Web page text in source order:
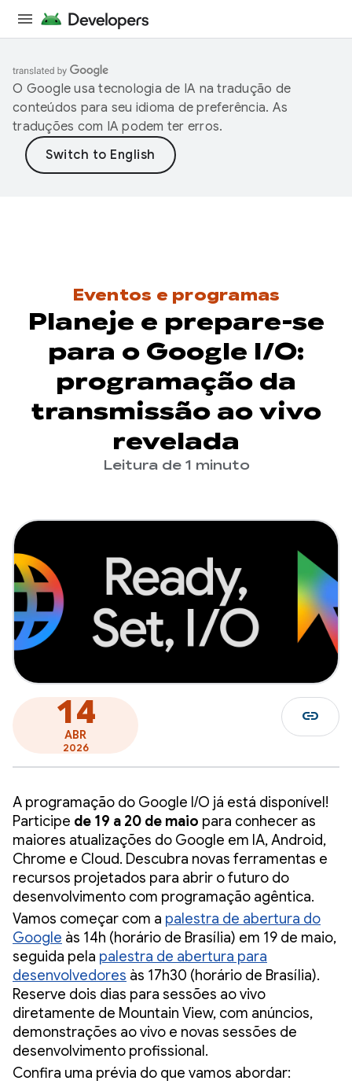
O Google usa tecnologia de IA na tradução de
conteúdos para seu idioma de preferência. As
traduções com IA podem ter erros.
Eventos e programas
Planeje e prepare-se
para o Google I/O:
programação da
transmissão ao vivo
revelada
Leitura de 1 minuto
14
ABR
2026
link
A programação do Google I/O já está disponível!
Participe de 19 a 20 de maio para conhecer as
maiores atualizações do Google em IA, Android,
Chrome e Cloud. Descubra novas ferramentas e
recursos projetados para abrir o futuro do
desenvolvimento com programação agêntica.
Vamos começar com a palestra de abertura do
Google às 14h (horário de Brasília) em 19 de maio,
seguida pela palestra de abertura para
desenvolvedores às 17h30 (horário de Brasília).
Reserve dois dias para sessões ao vivo
diretamente de Mountain View, com anúncios,
demonstrações ao vivo e novas sessões de
desenvolvimento profissional.
Confira uma prévia do que vamos abordar: